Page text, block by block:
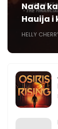
Nada
Hauija i
HELLY